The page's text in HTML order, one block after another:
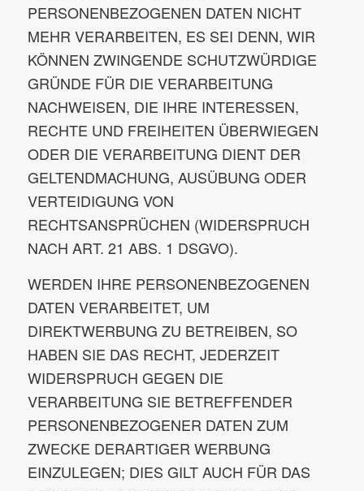
PERSONENBEZOGENEN DATEN NICHT
MEHR VERARBEITEN, ES SEI DENN, WIR
KÖNNEN ZWINGENDE SCHUTZWÜRDIGE
GRÜNDE FÜR DIE VERARBEITUNG
NACHWEISEN, DIE IHRE INTERESSEN,
RECHTE UND FREIHEITEN ÜBERWIEGEN
ODER DIE VERARBEITUNG DIENT DER
GELTENDMACHUNG, AUSÜBUNG ODER
VERTEIDIGUNG VON
RECHTSANSPRÜCHEN (WIDERSPRUCH
NACH ART. 21 ABS. 1 DSGVO).
WERDEN IHRE PERSONENBEZOGENEN
DATEN VERARBEITET, UM
DIREKTWERBUNG ZU BETREIBEN, SO
HABEN SIE DAS RECHT, JEDERZEIT
WIDERSPRUCH GEGEN DIE
VERARBEITUNG SIE BETREFFENDER
PERSONENBEZOGENER DATEN ZUM
ZWECKE DERARTIGER WERBUNG
EINZULEGEN; DIES GILT AUCH FÜR DAS